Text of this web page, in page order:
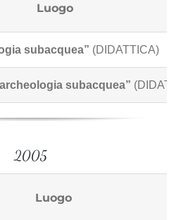
Luogo
subacquea” (DIDATTICA)
subacquea”
2005
Luogo